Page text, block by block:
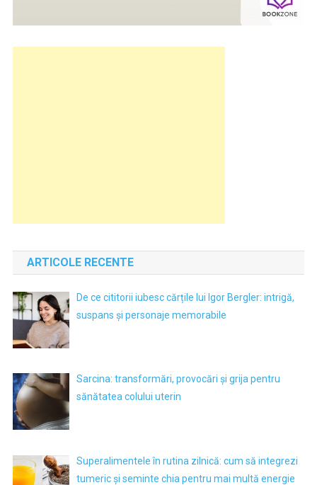
ARTICOLE RECENTE
De ce cititorii iubesc cărțile lui Igor Bergler: intrigă,
suspans și personaje memorabile
Sarcina: transformări, provocări și grija pentru
sănătatea colului uterin
Superalimentele în rutina zilnică: cum să integrezi
tumeric și seminte chia pentru mai multă energie